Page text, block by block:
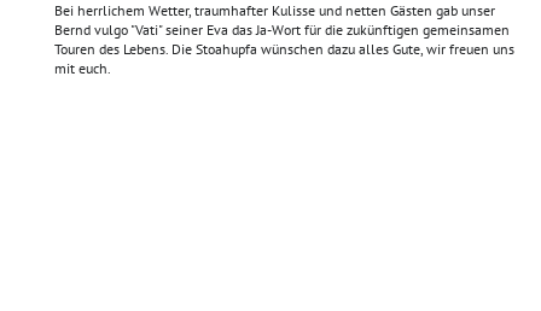
Bei herrlichem Wetter, traumhafter Kulisse und netten Gästen gab unser
Bernd vulgo "Vati" seiner Eva das Ja-Wort für die zukünftigen gemeinsamen
Touren des Lebens. Die Stoahupfa wünschen dazu alles Gute, wir freuen uns
mit euch.